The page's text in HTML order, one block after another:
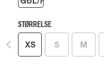
STØRRELSE
XS S M